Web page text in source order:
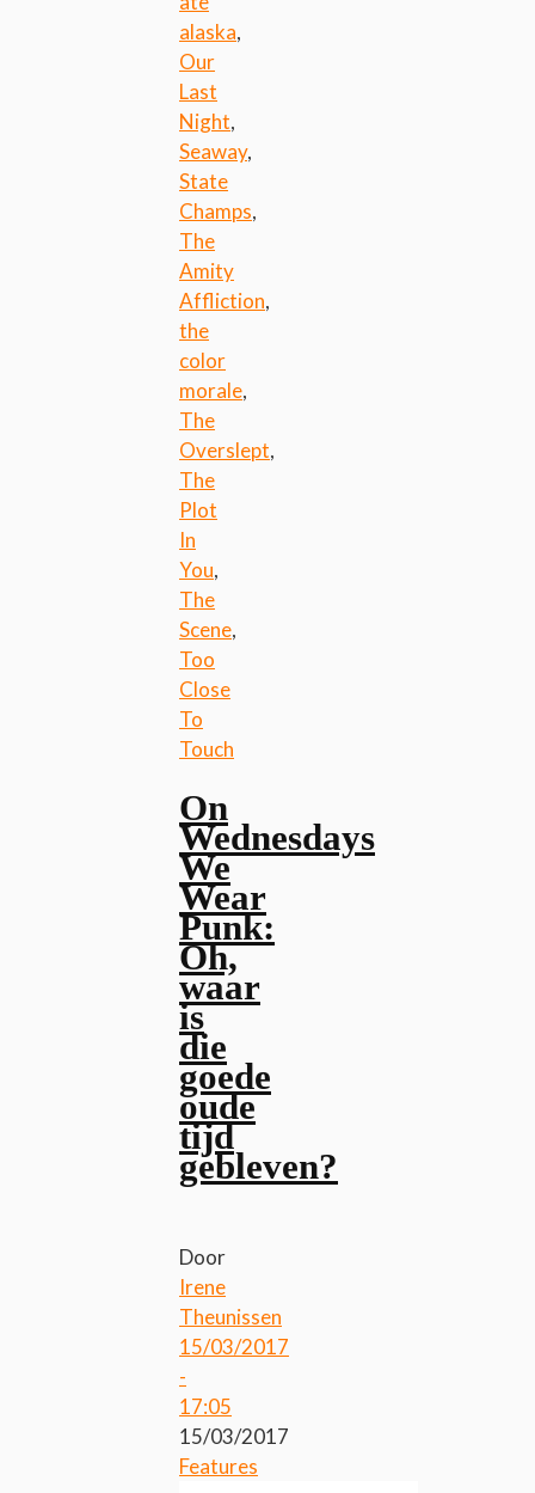
alaska,
Our
Last
Night,
Seaway,
State
Champs,
The
Amity
Affliction,
the
color
morale,
The
Overslept,
The
Plot
In
You,
The
Scene,
Too
Close
To
Touch
On
Wednesdays
We
Wear
Punk:
Oh,
waar
is
die
goede
oude
tijd
gebleven?
Door
Irene
Theunissen
15/03/2017
-
17:05
15/03/2017
Features